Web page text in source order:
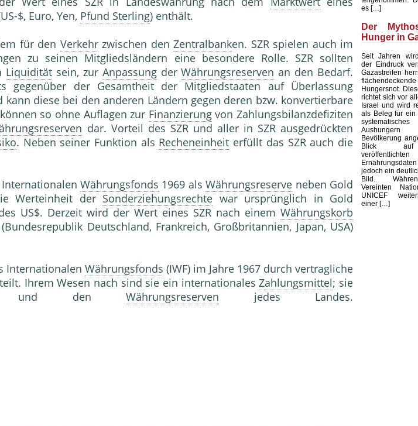
$, Euro, Yen, Pfund Sterling) enthält.
für den Verkehrzwischen den Zentralbanken. SZR spielen auch im
zu seinen Mitgliedsländern eine besondere Rolle. SZR sollten
Liquidität sein, zur AnpassungderWährungsreserven an den Bedarf.
gegenüber der Gesamtheit der Mitgliedstaaten auf Überlassung
kann diese bei den anderen Ländern gegen deren bzw. konvertierbare
können so ohne Auflagen zur Finanzierungvon Zahlungsbilanzdefiziten
dar. Vorteil des SZR und aller in SZR ausgedrückten
. Neben seiner Funktion als Recheneinheit erfüllt das SZR auch die
Währungsfonds 1969 alsWährungsreserve neben Gold
Werteinheit der Sonderziehungsrechte war ursprünglich in Gold
US$. Derzeit wird der Wert eines SZR nach einem Währungskorb
Deutschland, Frankreich, Großbritannien, Japan, USA)
Internationalen Währungsfonds (IWF) im Jahre 1967 durch vertragliche
Ihrem Wesen nach sind sie ein internationalesZahlungsmittel; sie
denWährungsreserven jedes Landes.
es […]
Der
Hunger in
Seit Jahren
der Eindruck
Gazastreifen
flächendeckende
Hungersnot.
richtet sich vor
Israel und wird
als Beleg für ein
systematisches
Bevölkerung
Blick
veröffentlichten
jedoch ein
Bild.
Vereinten
UNICEF
einer […]